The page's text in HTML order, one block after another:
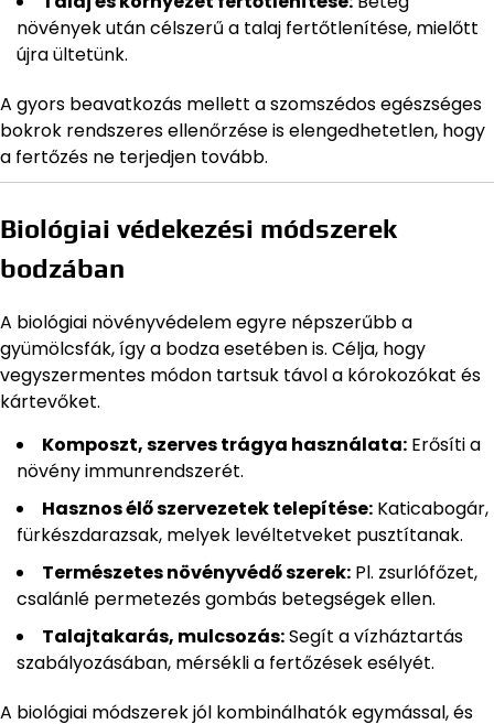
növények után célszerű a talaj fertőtlenítése, mielőtt
újra ültetünk.
A gyors beavatkozás mellett a szomszédos egészséges
bokrok rendszeres ellenőrzése is elengedhetetlen, hogy
a fertőzés ne terjedjen tovább.
Biológiai védekezési módszerek
bodzában
A biológiai növényvédelem egyre népszerűbb a
gyümölcsfák, így a bodza esetében is. Célja, hogy
vegyszermentes módon tartsuk távol a kórokozókat és
kártevőket.
Komposzt, szerves trágya használata: Erősíti a
növény immunrendszerét.
Hasznos élő szervezetek telepítése: Katicabogár,
fürkészdarazsak, melyek levéltetveket pusztítanak.
Természetes növényvédő szerek: Pl. zsurlófőzet,
csalánlé permetezés gombás betegségek ellen.
Talajtakarás, mulcsozás:Segít a vízháztartás
szabályozásában, mérsékli a fertőzések esélyét.
A biológiai módszerek jól kombinálhatók egymással, és